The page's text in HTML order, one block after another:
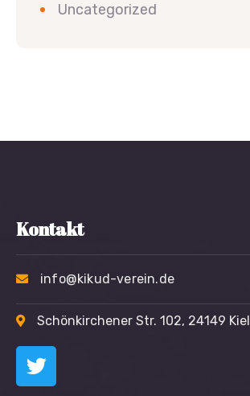
Uncategorized
Kontakt
info@kikud-verein.de
Schönkirchener Str. 102, 24149 Kiel